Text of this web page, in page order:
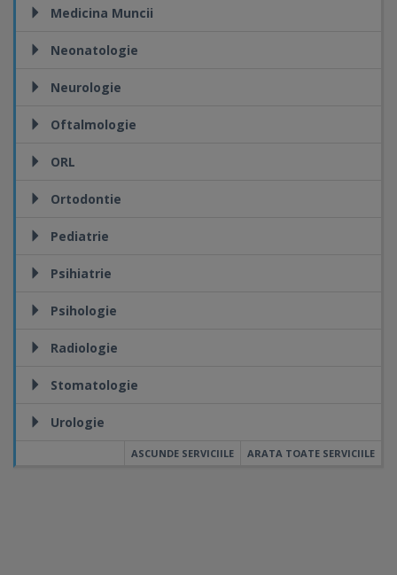
Medicina Muncii
Neonatologie
Neurologie
Oftalmologie
ORL
Ortodontie
Pediatrie
Psihiatrie
Psihologie
Radiologie
Stomatologie
Urologie
ARATA TOATE SERVICIILE
ASCUNDE SERVICIILE